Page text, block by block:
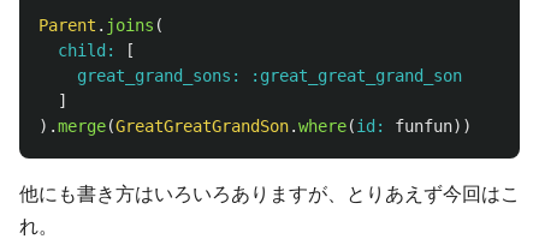
Parent . joins (
child:
[
great_grand_sons: :great_great_grand_son
]
).merge(GreatGreatGrandSon.where(id: funfun))
他にも書き方はいろいろありますが、とりあえず今回はこ
れ。